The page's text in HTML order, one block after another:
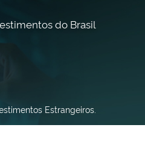
do Brasil
Estrangeiros.